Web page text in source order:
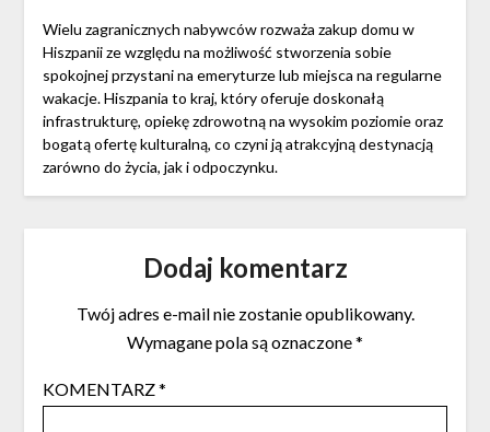
Wielu zagranicznych nabywców rozważa zakup domu w
Hiszpanii ze względu na możliwość stworzenia sobie
spokojnej przystani na emeryturze lub miejsca na regularne
wakacje. Hiszpania to kraj, który oferuje doskonałą
infrastrukturę, opiekę zdrowotną na wysokim poziomie oraz
bogatą ofertę kulturalną, co czyni ją atrakcyjną destynacją
zarówno do życia, jak i odpoczynku.
Dodaj komentarz
Twój adres e-mail nie zostanie opublikowany.
Wymagane pola są oznaczone*
KOMENTARZ*